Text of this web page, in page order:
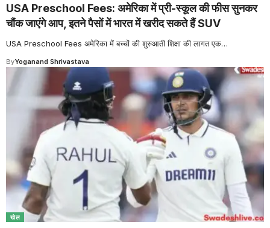
USA Preschool Fees: अमेरिका में प्री-स्कूल की फीस सुनकर
चौंक जाएंगे आप, इतने पैसों में भारत में खरीद सकते हैं SUV
USA Preschool Fees अमेरिका में बच्चों की शुरुआती शिक्षा की लागत एक…
ByYoganand Shrivastava
खेल